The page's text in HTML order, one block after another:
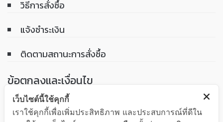
วิธีการสั่งซื้อ
แจ้งชำระเงิน
ติดตามสถานะการสั่งซื้อ
ข้อตกลงและเงื่อนไข
เงื่อนไขการรับประกันสินค้า
เว็บไซต์นี้ใช้คุกกี้
เราใช้คุกกี้เพื่อเพิ่มประสิทธิภาพ และประสบการณ์ที่ดีใน